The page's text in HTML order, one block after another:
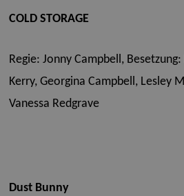
COLD STORAGE
Regie: Jonny Campbell,
Kerry, Georgina Campbell, Lesley
Vanessa Redgrave
Dust Bunny